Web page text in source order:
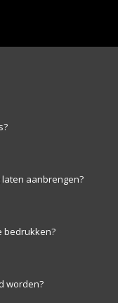
aanbrengen?
bedrukken?
worden?